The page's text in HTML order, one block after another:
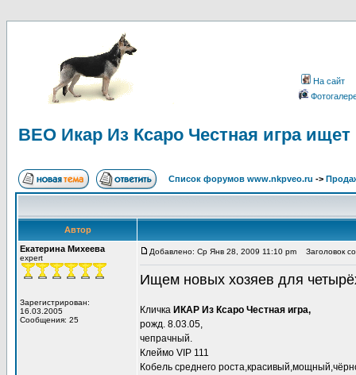
На сайт
ВЕО Икар Из Ксаро Честная игра
Список форумов www.nkpveo.ru ->
Автор
Екатерина Михеева
expert
Зарегистрирован:
16.03.2005
Сообщения: 25
Добавлено: Ср Янв 28, 2009 11:10 pm Заголовок
Ищем новых хозяев для
Кличка ИКАР Из Ксаро Честная игра,
рожд. 8.03.05,
чепрачный.
Клеймо VIP 111
Кобель среднего